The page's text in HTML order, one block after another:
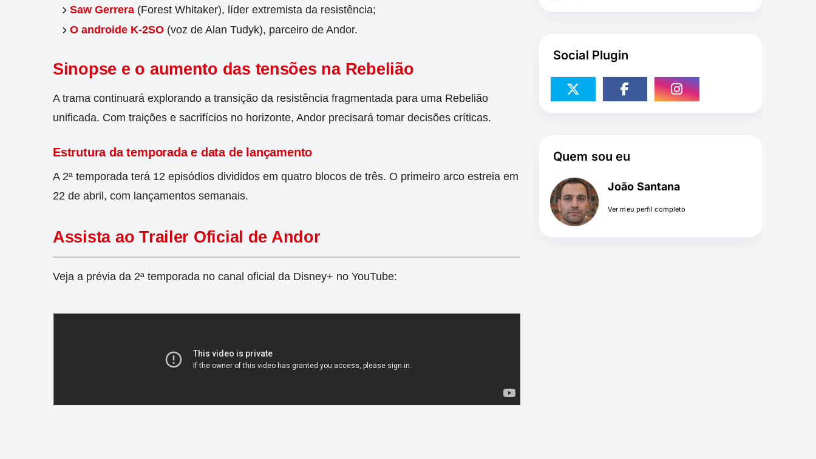
Saw Gerrera (Forest Whitaker), líder extremista da resistência;
O androide K-2SO (voz de Alan Tudyk), parceiro de Andor.
Sinopse e o aumento das tensões na Rebelião
A trama continuará explorando a transição da resistência fragmentada para uma Rebelião
unificada. Com traições e sacrifícios no horizonte, Andor precisará tomar decisões críticas.
Estrutura da temporada e data de lançamento
A 2ª temporada terá 12 episódios divididos em quatro blocos de três. O primeiro arco estreia em
22 de abril, com lançamentos semanais.
Assista ao Trailer Oficial de Andor
Veja a prévia da 2ª temporada no canal oficial da Disney+ no YouTube:
Social Plugin
Quem sou eu
João Santana
Ver meu perfil completo